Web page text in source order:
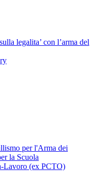
legalita’ con l’arma del
per l'Arma dei
la Scuola
Lavoro (ex PCTO)